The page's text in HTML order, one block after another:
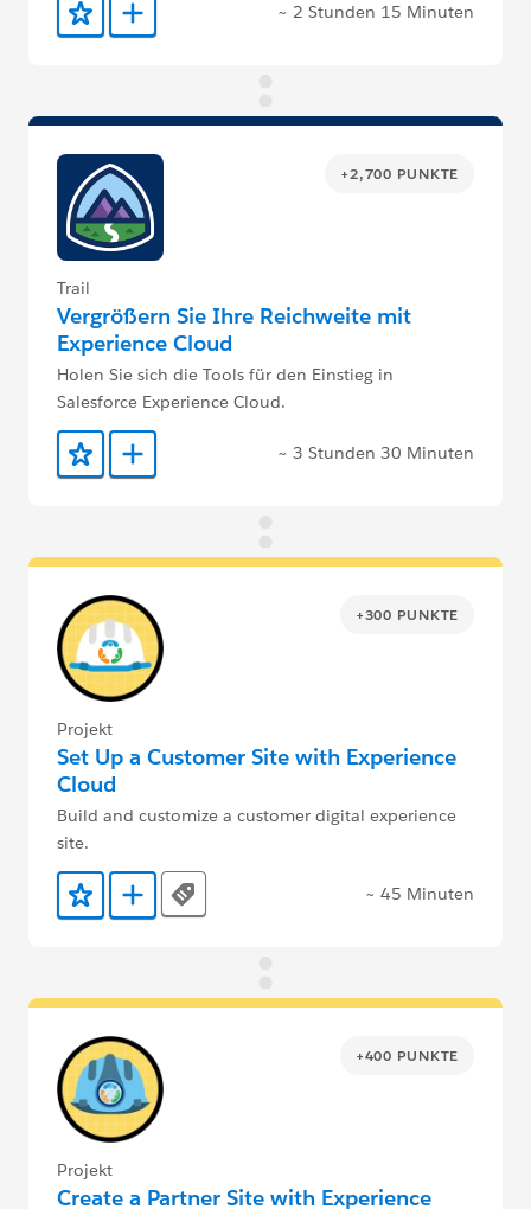
Zu Favoriten hinzufügen
Zu Trailmix hinzufügen~ 2 Stunden 15 Minuten
+2,700 PUNKTE
Trail
Vergrößern Sie Ihre Reichweite mit
Experience Cloud
Holen Sie sich die Tools für den Einstieg in
Salesforce Experience Cloud.
Zu Favoriten hinzufügen
Zu Trailmix hinzufügen~ 3 Stunden 30 Minuten
+300 PUNKTE
Projekt
Set Up a Customer Site with Experience
Cloud
Build and customize a customer digital experience
site.
Zu Favoriten hinzufügen
Zu Trailmix hinzufügen
Tags ~ 45 Minuten
+400 PUNKTE
Projekt
Create a Partner Site with Experience